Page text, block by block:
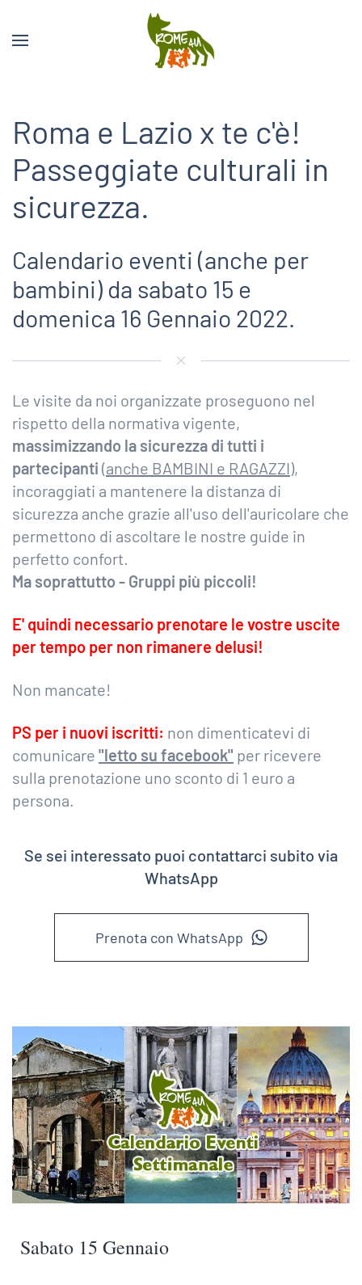
Roma e Lazio x te c'è!
Passeggiate culturali in
sicurezza.
Calendario eventi (anche per
bambini) da sabato 15 e
domenica 16 Gennaio 2022.
Le visite da noi organizzate proseguono nel
rispetto della normativa vigente,
massimizzando la sicurezza di tutti i
partecipanti (anche BAMBINI e RAGAZZI),
incoraggiati a mantenere la distanza di
sicurezza anche grazie all'uso dell'auricolare che
permettono di ascoltare le nostre guide in
perfetto confort.
Ma soprattutto - Gruppi più piccoli!
E' quindi necessario prenotare le vostre uscite
per tempo per non rimanere delusi!
Non mancate!
PS per i nuovi iscritti: non dimenticatevi di
comunicare "letto su facebook" per ricevere
sulla prenotazione uno sconto di 1 euro a
persona.
Se sei interessato puoi contattarci subito via
WhatsApp
Prenota con WhatsApp
Sabato 15 Gennaio